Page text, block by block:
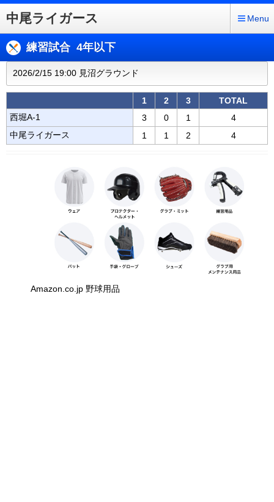
中尾ライガース Menu
練習試合 4年以下
2026/2/15 19:00 見沼グラウンド
1 2 3
TOTAL
西堀A-1
3 0 1
4
中尾ライガース
1 1 2 4
Amazon.co.jp 野球用品